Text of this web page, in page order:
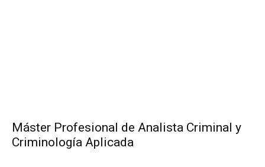
Máster Profesional de Analista Criminal y
Criminología Aplicada